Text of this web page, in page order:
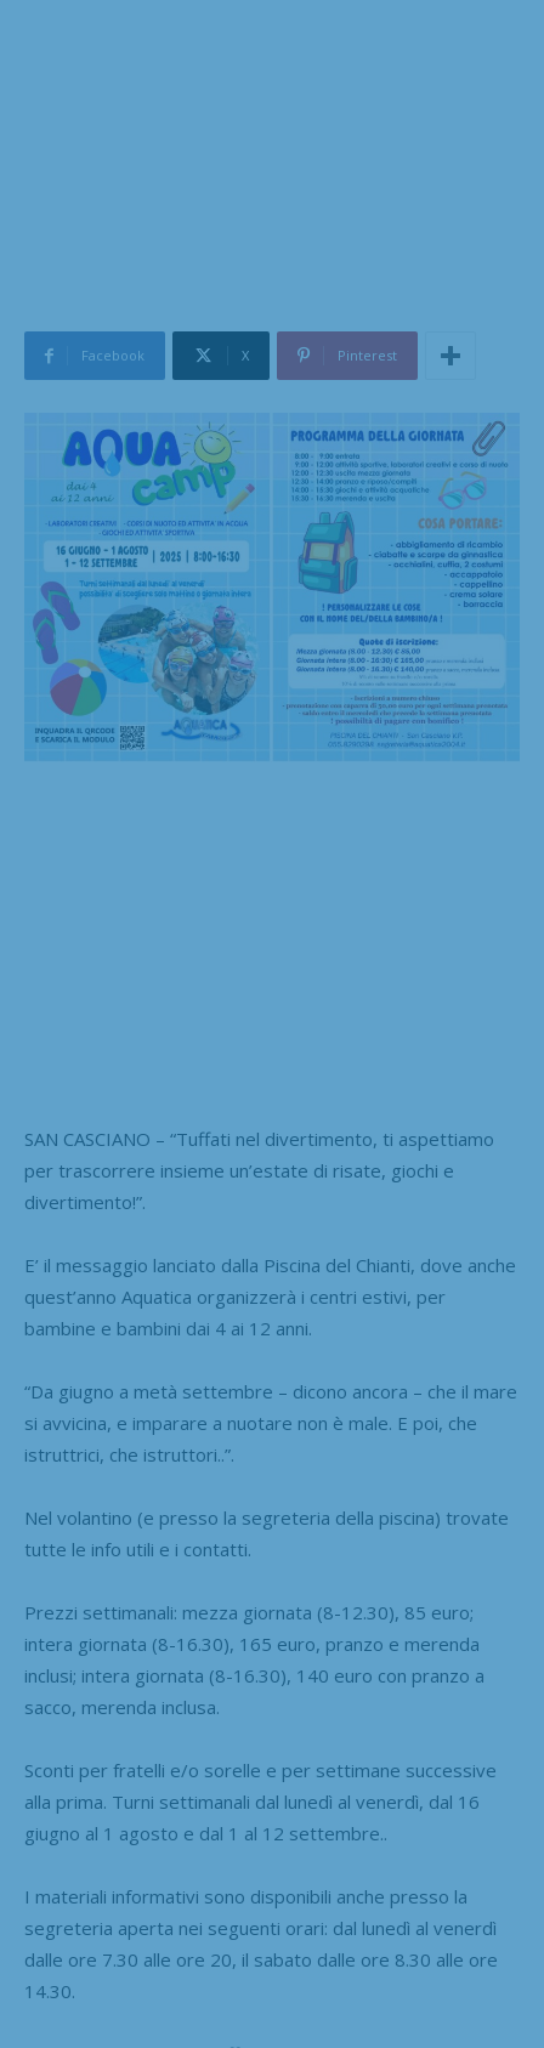
Facebook X Pinterest
SAN CASCIANO – “Tuffati nel divertimento, ti aspettiamo
per trascorrere insieme un’estate di risate, giochi e
divertimento!”.
E’ il messaggio lanciato dalla Piscina del Chianti, dove anche
quest’anno Aquatica organizzerà i centri estivi, per
bambine e bambini dai 4 ai 12 anni.
“Da giugno a metà settembre – dicono ancora – che il mare
si avvicina, e imparare a nuotare non è male. E poi, che
istruttrici, che istruttori..”.
Nel volantino (e presso la segreteria della piscina) trovate
tutte le info utili e i contatti.
Prezzi settimanali: mezza giornata (8-12.30), 85 euro;
intera giornata (8-16.30), 165 euro, pranzo e merenda
inclusi; intera giornata (8-16.30), 140 euro con pranzo a
sacco, merenda inclusa.
Sconti per fratelli e/o sorelle e per settimane successive
alla prima. Turni settimanali dal lunedì al venerdì, dal 16
giugno al 1 agosto e dal 1 al 12 settembre..
I materiali informativi sono disponibili anche presso la
segreteria aperta nei seguenti orari: dal lunedì al venerdì
dalle ore 7.30 alle ore 20, il sabato dalle ore 8.30 alle ore
14.30.